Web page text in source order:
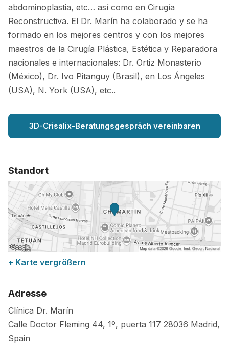
abdominoplastia, etc… así como en Cirugía
Reconstructiva. El Dr. Marín ha colaborado y se ha
formado en los mejores centros y con los mejores
maestros de la Cirugía Plástica, Estética y Reparadora
nacionales e internacionales: Dr. Ortiz Monasterio
(México), Dr. Ivo Pitanguy (Brasil), en Los Ángeles
(USA), N. York (USA), etc..
3D-Crisalix-Beratungsgespräch vereinbaren
Standort
+ Karte vergrößern
Adresse
Clínica Dr. Marín
Calle Doctor Fleming 44, 1º, puerta 117 28036 Madrid,
Spain